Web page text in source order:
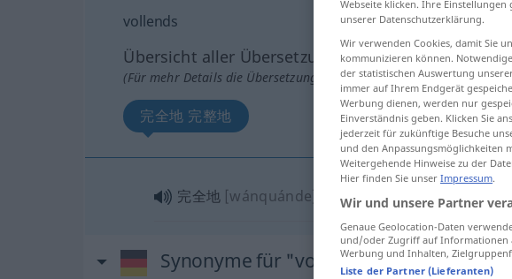
vollends
Übersicht aller Übersetzungen
(Für mehr Details die Übersetzung anklicken/antippen)
完全地 完整地
完全地 [wánquánde] , 完整地[wánzhěngde]
Synonyme für "vollends"
Webseite klicken. Ihre
unserer Datenschutzerklärung.
Wir verwenden Cookies, damit Sie
kommunizieren können.
der statistischen Auswertung
immer auf Ihrem Endgerät
Werbung dienen, werden nur
Einverständnis geben. Klicken Sie
jederzeit für zukünftige Besuche
und den Anpassungsmöglichkeiten
Weitergehende Hinweise zu der
Hier finden Sie unser Impressum.
Wir und unsere Partner
Genaue Geolocation-Daten
und/oder Zugriff auf Informationen
Werbung und Inhalten,
Liste der Partner (Lieferanten)